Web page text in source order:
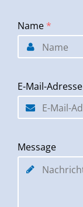
Name *
E-Mail-Adresse
Message